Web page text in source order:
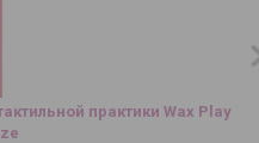
практики Wax Play